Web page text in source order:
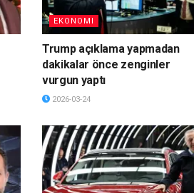
EKONOMI
Trump açıklama yapmadan
dakikalar önce zenginler
vurgun yaptı
2026-03-24